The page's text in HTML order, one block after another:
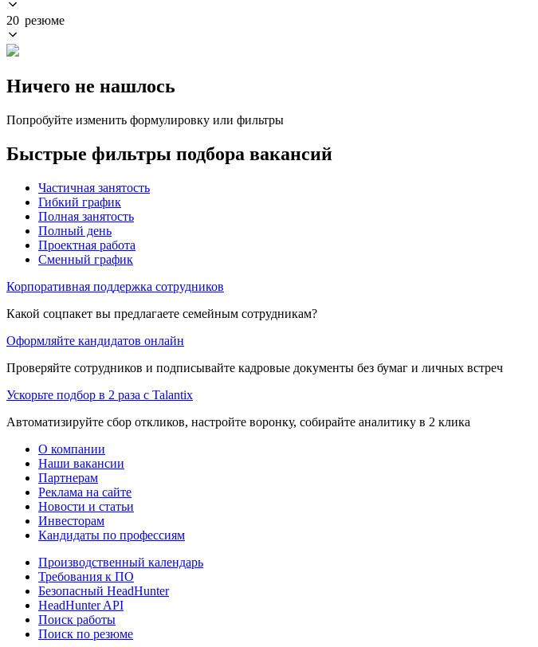
20 резюме
Ничего не нашлось
Попробуйте изменить формулировку или фильтры
Быстрые фильтры подбора вакансий
Частичная занятость
Гибкий график
Полная занятость
Полный день
Проектная работа
Сменный график
Корпоративная поддержка сотрудников
Какой соцпакет вы предлагаете семейным сотрудникам?
Оформляйте кандидатов онлайн
Проверяйте сотрудников и подписывайте кадровые документы без бумаг и личных встреч
Ускорьте подбор в 2 раза с Talantix
Автоматизируйте сбор откликов, настройте воронку, собирайте аналитику в 2 клика
О компании
Наши вакансии
Партнерам
Реклама на сайте
Новости и статьи
Инвесторам
Кандидаты по профессиям
Производственный календарь
Требования к ПО
Безопасный HeadHunter
HeadHunter API
Поиск работы
Поиск по резюме